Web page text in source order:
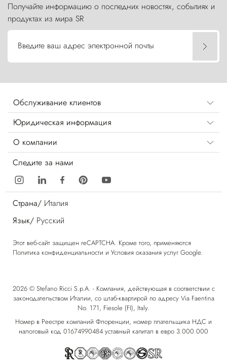
Получайте информацию о последних новостях, событиях и
продуктах из мира SR
Введите ваш адрес электронной почты
Обслуживание клиентов
Юридическая информация
О компании
Следите за нами
Страна/ Италия
Язык/ Русский
Этот веб-сайт защищен reCAPTCHA. Кроме того, применяются
Политика конфиденциальности и Условия оказания услуг Google.
2026 © Stefano Ricci S.p.A. - Компания, действующая в соответствии с
законодательством Италии, со штаб-квартирой по адресу Via Faentina
No. 171, Fiesole (FI), Italy.
Номер в Реестре компаний Флоренции, номер плательщика НДС и
налоговый код 01674990484 уставный капитал в евро 3.000.000